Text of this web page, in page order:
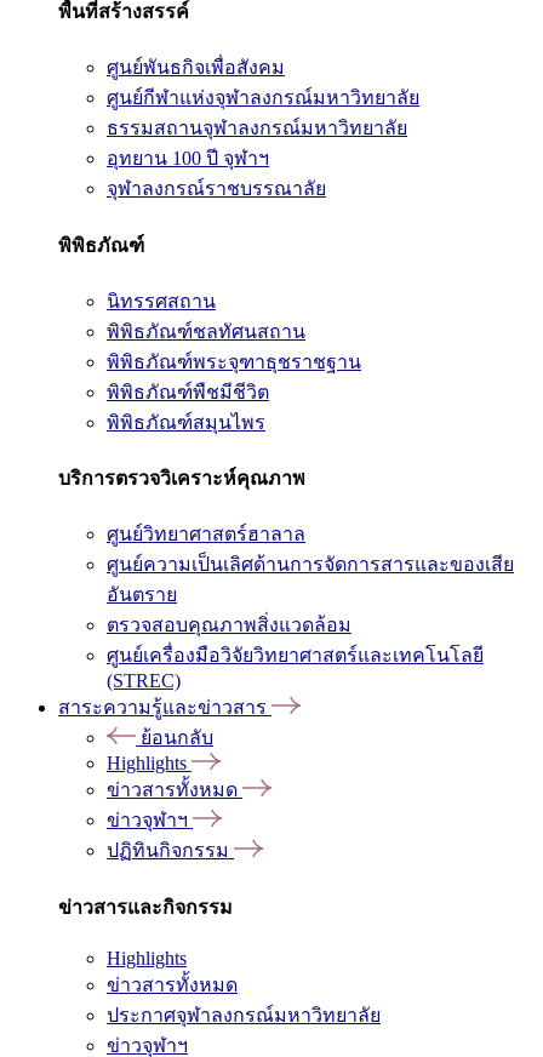
พื้นที่สร้างสรรค์
ศูนย์พันธกิจเพื่อสังคม
ศูนย์กีฬาแห่งจุฬาลงกรณ์มหาวิทยาลัย
ธรรมสถานจุฬาลงกรณ์มหาวิทยาลัย
อุทยาน 100 ปี จุฬาฯ
จุฬาลงกรณ์ราชบรรณาลัย
พิพิธภัณฑ์
นิทรรศสถาน
พิพิธภัณฑ์ชลทัศนสถาน
พิพิธภัณฑ์พระจุฑาธุชราชฐาน
พิพิธภัณฑ์พืชมีชีวิต
พิพิธภัณฑ์สมุนไพร
บริการตรวจวิเคราะห์คุณภาพ
ศูนย์วิทยาศาสตร์ฮาลาล
ศูนย์ความเป็นเลิศด้านการจัดการสารและของเสีย
อันตราย
ตรวจสอบคุณภาพสิ่งแวดล้อม
ศูนย์เครื่องมือวิจัยวิทยาศาสตร์และเทคโนโลยี
(STREC)
สาระความรู้และข่าวสาร
ย้อนกลับ
Highlights
ข่าวสารทั้งหมด
ข่าวจุฬาฯ
ปฏิทินกิจกรรม
ข่าวสารและกิจกรรม
Highlights
ข่าวสารทั้งหมด
ประกาศจุฬาลงกรณ์มหาวิทยาลัย
ข่าวจุฬาฯ